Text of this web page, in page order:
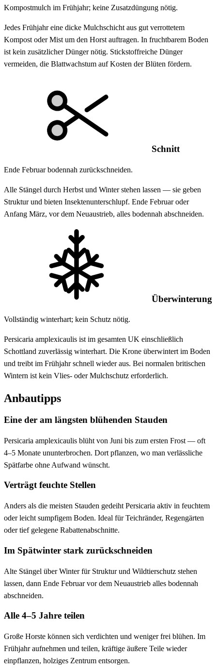
Kompostmulch im Frühjahr; keine Zusatzdüngung nötig.
Jedes Frühjahr eine dicke Mulchschicht aus gut verrottetem
Kompost oder Mist um den Horst auftragen. In fruchtbarem Boden
ist kein zusätzlicher Dünger nötig. Stickstoffreiche Dünger
vermeiden, die Blattwachstum auf Kosten der Blüten fördern.
Schnitt
Ende Februar bodennah zurückschneiden.
Alle Stängel durch Herbst und Winter stehen lassen — sie geben
Struktur und bieten Insektenunterschlupf. Ende Februar oder
Anfang März, vor dem Neuaustrieb, alles bodennah abschneiden.
Überwinterung
Vollständig winterhart; kein Schutz nötig.
Persicaria amplexicaulis ist im gesamten UK einschließlich
Schottland zuverlässig winterhart. Die Krone überwintert im Boden
und treibt im Frühjahr schnell wieder aus. Bei normalen britischen
Wintern ist kein Vlies- oder Mulchschutz erforderlich.
Anbautipps
Eine der am längsten blühenden Stauden
Persicaria amplexicaulis blüht von Juni bis zum ersten Frost — oft
4–5 Monate ununterbrochen. Dort pflanzen, wo man verlässliche
Spätfarbe ohne Aufwand wünscht.
Verträgt feuchte Stellen
Anders als die meisten Stauden gedeiht Persicaria aktiv in feuchtem
oder leicht sumpfigem Boden. Ideal für Teichränder, Regengärten
oder tief gelegene Rabattenabschnitte.
Im Spätwinter stark zurückschneiden
Alte Stängel über Winter für Struktur und Wildtierschutz stehen
lassen, dann Ende Februar vor dem Neuaustrieb alles bodennah
abschneiden.
Alle 4–5 Jahre teilen
Große Horste können sich verdichten und weniger frei blühen. Im
Frühjahr aufnehmen und teilen, kräftige äußere Teile wieder
einpflanzen, holziges Zentrum entsorgen.